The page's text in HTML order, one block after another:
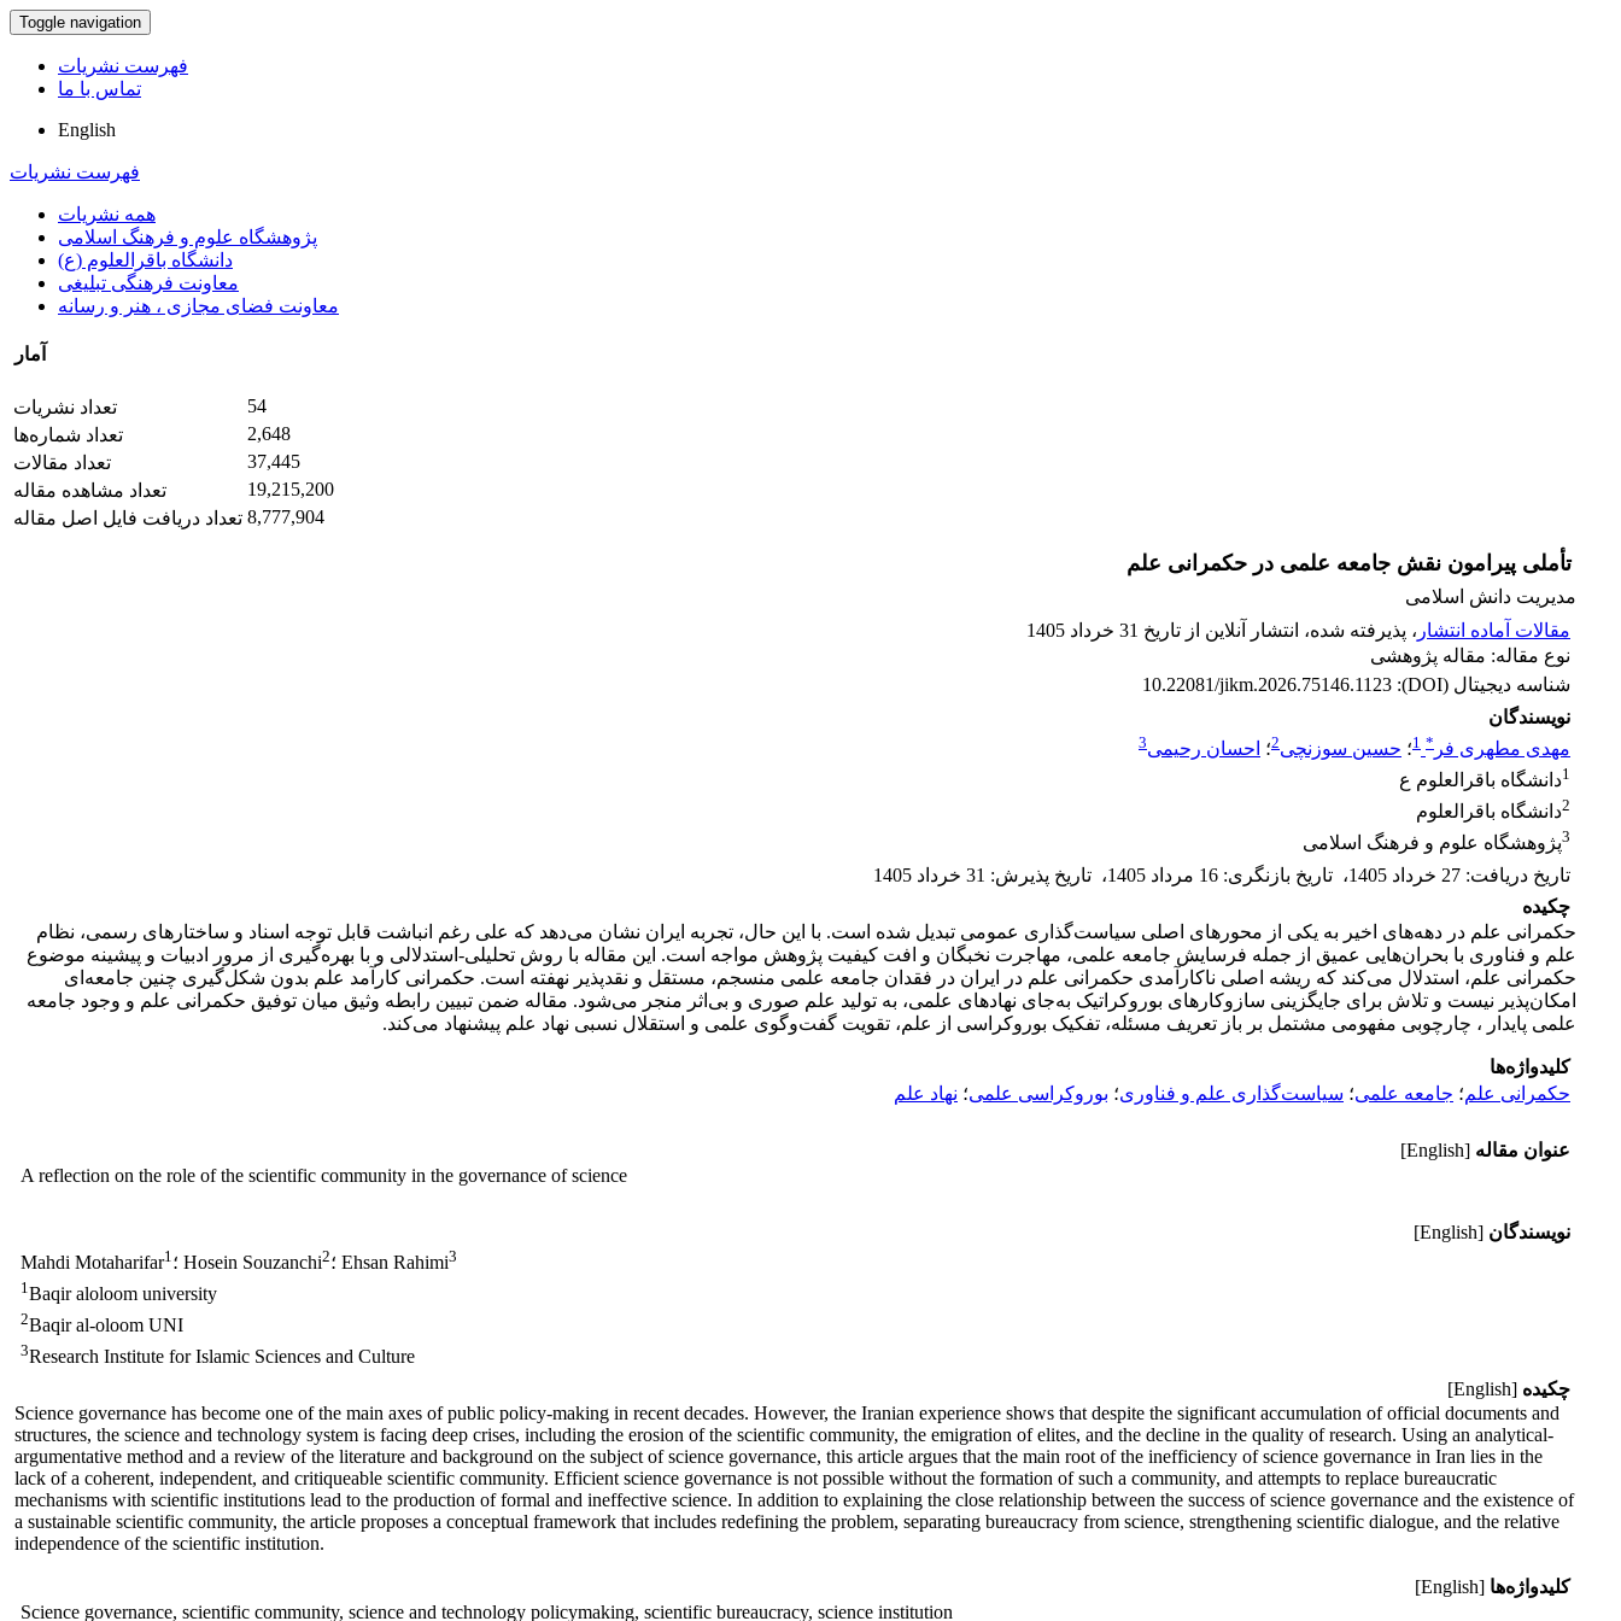
Toggle navigation
فهرست نشریات
تماس با ما
English
فهرست نشریات
همه نشریات
پژوهشگاه علوم و فرهنگ اسلامی
دانشگاه باقرالعلوم (ع)
معاونت فرهنگی تبلیغی
معاونت فضای مجازی ، هنر و رسانه
آمار
تعداد نشریات
54
تعداد شماره‌ها
2,648
تعداد مقالات
37,445
تعداد مشاهده مقاله
19,215,200
تعداد دریافت فایل اصل مقاله 8,777,904
تأملی پیرامون نقش جامعه علمی در حکمرانی علم
مدیریت دانش اسلامی
مقالات آماده انتشار ، پذیرفته شده، انتشار آنلاین از تاریخ 31 خرداد 1405
نوع مقاله: مقاله پژوهشی
شناسه دیجیتال (DOI):
10.22081/jikm.2026.75146.1123
نویسندگان
مهدی مطهری فر *
1؛ حسین سوزنچی2؛ احسان رحیمی3
1دانشگاه باقرالعلوم ع
2دانشگاه باقرالعلوم
3پژوهشگاه علوم و فرهنگ اسلامی
تاریخ دریافت: 27 خرداد 1405 ، تاریخ بازنگری: 16 مرداد 1405 ، تاریخ پذیرش: 31 خرداد 1405
چکیده
حکمرانی علم در دهه‌های اخیر به یکی از محورهای اصلی سیاست‌گذاری عمومی تبدیل شده است. با این حال، تجربه ایران نشان می‌دهد که علی‌ رغم انباشت قابل‌ توجه اسناد و ساختارهای رسمی، نظام
علم و فناوری با بحران‌هایی عمیق از جمله فرسایش جامعه علمی، مهاجرت نخبگان و افت کیفیت پژوهش مواجه است. این مقاله با روش تحلیلی-استدلالی و با بهره‌گیری از مرور ادبیات و پیشینه موضوع
حکمرانی علم، استدلال می‌کند که ریشه اصلی ناکارآمدی حکمرانی علم در ایران در فقدان جامعه علمی منسجم، مستقل و نقدپذیر نهفته است. حکمرانی کارآمد علم بدون شکل‌گیری چنین جامعه‌ای
امکان‌پذیر نیست و تلاش برای جایگزینی سازوکارهای بوروکراتیک به‌جای نهادهای علمی، به تولید علم صوری و بی‌اثر منجر می‌شود. مقاله ضمن تبیین رابطه وثیق میان توفیق حکمرانی علم و وجود جامعه
علمی پایدار ، چارچوبی مفهومی مشتمل بر باز تعریف مسئله، تفکیک بوروکراسی از علم، تقویت گفت‌وگوی علمی و استقلال نسبی نهاد علم پیشنهاد می‌کند.
کلیدواژه‌ها
حکمرانی علم؛ جامعه علمی؛ سیاست‌گذاری علم و فناوری؛ بوروکراسی علمی؛ نهاد علم
عنوان مقاله [English]
A reflection on the role of the scientific community in the governance of science
نویسندگان [English]
Mahdi Motaharifar1 ؛ Hosein Souzanchi2 ؛ Ehsan Rahimi3
1 Baqir aloloom university
2Baqir al-oloom UNI
3Research Institute for Islamic Sciences and Culture
چکیده [English]
Science governance has become one of the main axes of public policy-making in recent decades. However, the Iranian experience shows that despite the significant accumulation of official documents and
structures, the science and technology system is facing deep crises, including the erosion of the scientific community, the emigration of elites, and the decline in the quality of research. Using an analytical-
argumentative method and a review of the literature and background on the subject of science governance, this article argues that the main root of the inefficiency of science governance in Iran lies in the
lack of a coherent, independent, and critiqueable scientific community. Efficient science governance is not possible without the formation of such a community, and attempts to replace bureaucratic
mechanisms with scientific institutions lead to the production of formal and ineffective science. In addition to explaining the close relationship between the success of science governance and the existence of
a sustainable scientific community, the article proposes a conceptual framework that includes redefining the problem, separating bureaucracy from science, strengthening scientific dialogue, and the relative
independence of the scientific institution.
کلیدواژه‌ها [English]
Science governance, scientific community, science and technology policymaking, scientific bureaucracy, science institution